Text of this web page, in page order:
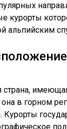
курорты
альпийским
она в горном